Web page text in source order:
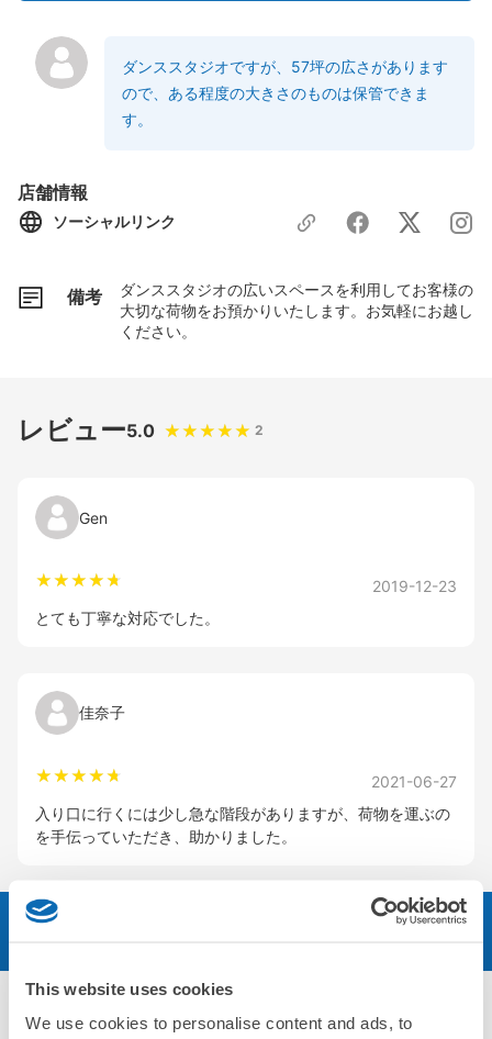
This website uses cookies
We use cookies to personalise content and ads, to
ダンススタジオですが、57坪の広さがあります
ので、ある程度の大きさのものは保管できま
店舗情報
ソーシャルリンク
備考
ダンススタジオの広いスペースを利用してお客様の
大切な荷物をお預かりいたします。お気軽にお越し
ください。
レビュー5.0 2
Gen
2019-12-23
とても丁寧な対応でした。
佳奈子
2021-06-27
入り口に行くには少し急な階段がありますが、荷物を運ぶの
を手伝っていただき、助かりました。